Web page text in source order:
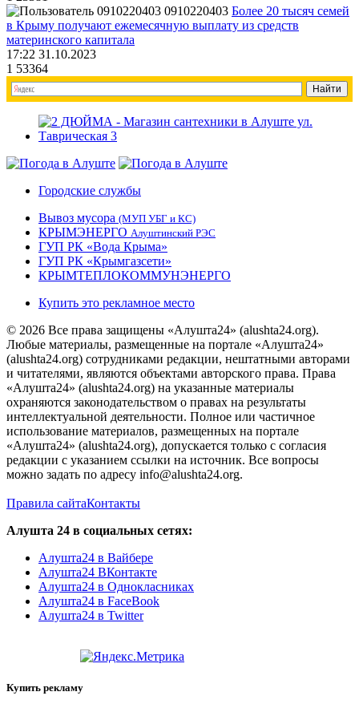
0910220403 Более 20 тысяч семей
в Крыму получают ежемесячную выплату из средств
материнского капитала
17:22 31.10.2023
1 53364
Городские службы
Вывоз мусора (МУП УБГ и КС)
КРЫМЭНЕРГО Алуштинский РЭС
ГУП РК «Вода Крыма»
ГУП РК «Крымгазсети»
КРЫМТЕПЛОКОММУНЭНЕРГО
Купить это рекламное место
© 2026 Все права защищены «Алушта24» (alushta24.org).
Любые материалы, размещенные на портале «Алушта24»
(alushta24.org) сотрудниками редакции, нештатными авторами
и читателями, являются объектами авторского права. Права
«Алушта24» (alushta24.org) на указанные материалы
охраняются законодательством о правах на результаты
интеллектуальной деятельности. Полное или частичное
использование материалов, размещенных на портале
«Алушта24» (alushta24.org), допускается только с согласия
редакции с указанием ссылки на источник. Все вопросы
можно задать по адресу info@alushta24.org.
Правила сайтаКонтакты
Алушта 24 в социальных сетях:
Алушта24 в Вайбере
Алушта24 ВКонтакте
Алушта24 в Однокласниках
Алушта24 в FaceBook
Алушта24 в Twitter
Купить рекламу